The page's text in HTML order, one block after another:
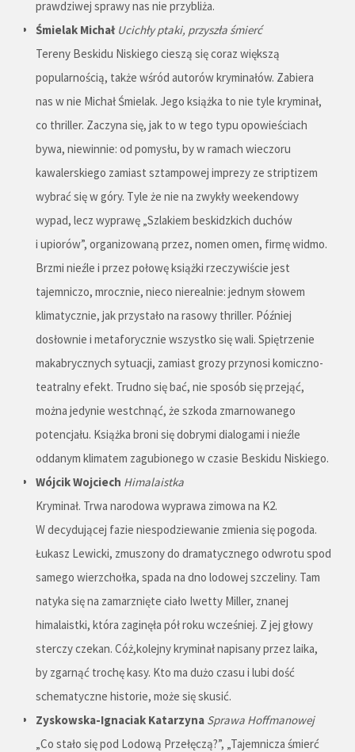
prawdziwej sprawy nas nie przybliża.
Śmielak Michał Ucichły ptaki, przyszła śmierć
Tereny Beskidu Niskiego cieszą się coraz większą
popularnością, także wśród autorów kryminałów. Zabiera
nas w nie Michał Śmielak. Jego książka to nie tyle kryminał,
co thriller. Zaczyna się, jak to w tego typu opowieściach
bywa, niewinnie: od pomysłu, by w ramach wieczoru
kawalerskiego zamiast sztampowej imprezy ze striptizem
wybrać się w góry. Tyle że nie na zwykły weekendowy
wypad, lecz wyprawę „Szlakiem beskidzkich duchów
i upiorów”, organizowaną przez, nomen omen, firmę widmo.
Brzmi nieźle i przez połowę książki rzeczywiście jest
tajemniczo, mrocznie, nieco nierealnie: jednym słowem
klimatycznie, jak przystało na rasowy thriller. Później
dosłownie i metaforycznie wszystko się wali. Spiętrzenie
makabrycznych sytuacji, zamiast grozy przynosi komiczno-
teatralny efekt. Trudno się bać, nie sposób się przejąć,
można jedynie westchnąć, że szkoda zmarnowanego
potencjału. Książka broni się dobrymi dialogami i nieźle
oddanym klimatem zagubionego w czasie Beskidu Niskiego.
Wójcik Wojciech Himalaistka
Kryminał. Trwa narodowa wyprawa zimowa na K2.
W decydującej fazie niespodziewanie zmienia się pogoda.
Łukasz Lewicki, zmuszony do dramatycznego odwrotu spod
samego wierzchołka, spada na dno lodowej szczeliny. Tam
natyka się na zamarznięte ciało Iwetty Miller, znanej
himalaistki, która zaginęła pół roku wcześniej. Z jej głowy
sterczy czekan. Cóż,kolejny kryminał napisany przez laika,
by zgarnąć trochę kasy. Kto ma dużo czasu i lubi dość
schematyczne historie, może się skusić.
Zyskowska-Ignaciak Katarzyna Sprawa Hoffmanowej
„Co stało się pod Lodową Przełęczą?”, „Tajemnicza śmierć